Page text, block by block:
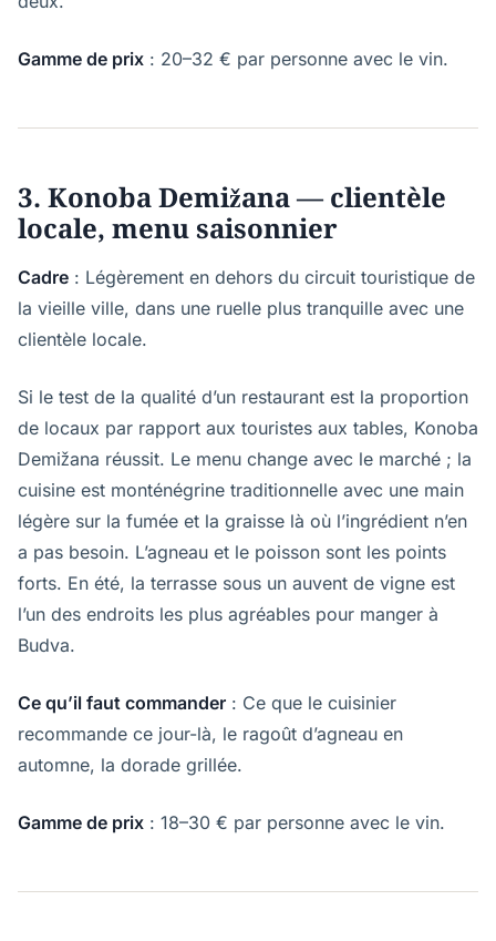
Gamme de prix : 20–32 € par personne avec le vin.
3. Konoba Demižana — clientèle
locale, menu saisonnier
Cadre : Légèrement en dehors du circuit touristique de
la vieille ville, dans une ruelle plus tranquille avec une
clientèle locale.
Si le test de la qualité d’un restaurant est la proportion
de locaux par rapport aux touristes aux tables, Konoba
Demižana réussit. Le menu change avec le marché ; la
cuisine est monténégrine traditionnelle avec une main
légère sur la fumée et la graisse là où l’ingrédient n’en
a pas besoin. L’agneau et le poisson sont les points
forts. En été, la terrasse sous un auvent de vigne est
l’un des endroits les plus agréables pour manger à
Budva.
Ce qu’il faut commander : Ce que le cuisinier
recommande ce jour-là, le ragoût d’agneau en
automne, la dorade grillée.
Gamme de prix : 18–30 € par personne avec le vin.